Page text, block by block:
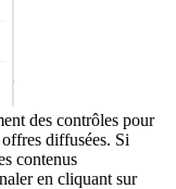
des contrôles pour
diffusées. Si
contenus
en cliquant sur